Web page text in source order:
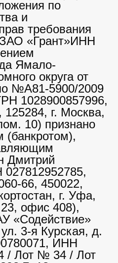
по
и
требования
«Грант»ИНН
Ямало-
округа от
№А81-5900/2009
1028900857996,
г. Москва,
10) признано
(банкротом),
Дмитрий
66, 450022,
г. Уфа,
офис 408),
«Содействие»
3-я Курская, д.
ИНН
/ Лот № 34 / Лот